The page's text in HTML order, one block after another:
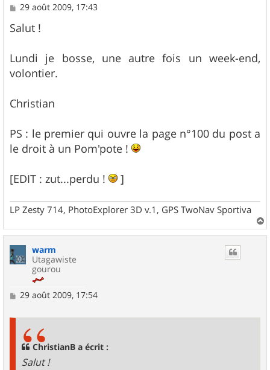
M
s
s
g
e
29 août 2009, 17:43
Salut !
Lundi je bosse, une autre fois un week-end,
volontier.
Christian
PS : le premier qui ouvre la page n°100 du post a
le droit à un Pom'pote !
[EDIT : zut...perdu ! ]
LP Zesty 714, PhotoExplorer 3D v.1, GPS TwoNav Sportiva
a
warm
Utagawiste
gourou
M
29 août 2009, 17:54
ChristianB a écrit :
Salut !